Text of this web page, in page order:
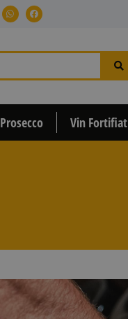
Prosecco Vin Fortifiat